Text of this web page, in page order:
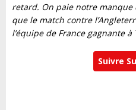
retard. On paie notre manque
que le match contre
l’équipe de France gagnante
Suivre